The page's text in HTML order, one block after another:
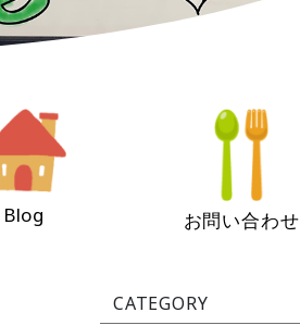
Blog お問い合わせ
CATEGORY